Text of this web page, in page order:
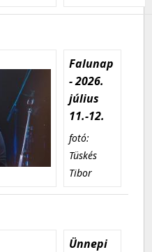
Falunap
- 2026.
július
11.-12.
fotó:
Tüskés
Tibor
Ünnepi